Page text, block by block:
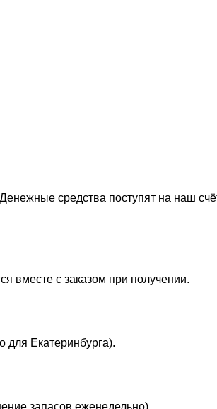
средства поступят на наш
вместе с заказом при получении.
для Екатеринбурга).